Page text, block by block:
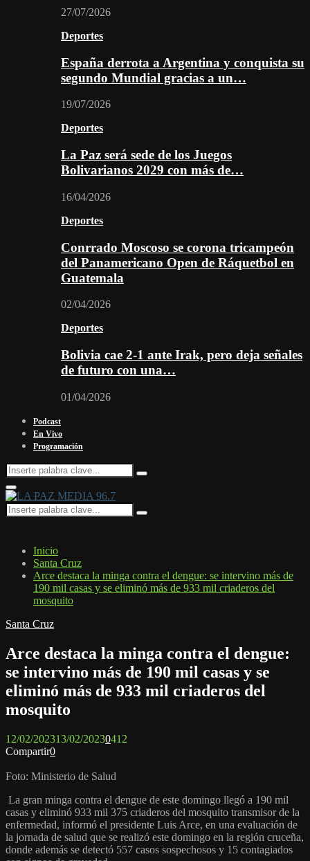
27/07/2026
Deportes
España derrota a Argentina y conquista su
segundo Mundial gracias a un…
19/07/2026
Deportes
La Paz será sede de los Juegos
Bolivarianos 2029 con más de…
16/04/2026
Deportes
Conrrado Moscoso se corona tricampeón
del Panamericano Open de Ráquetbol en
Guatemala
02/04/2026
Deportes
Bolivia cae 2-1 ante Irak, pero deja señales
de futuro con una…
01/04/2026
Podcast
En Vivo
Programación
Search
for:
Search
Facebook
Twitter
Instagram
Youtube
Email
Twitch
Whatsapp
Primary
Menu
Search
for:
Search
Inicio
Santa Cruz
Arce destaca la minga contra el dengue: se intervino más de
190 mil casas y se eliminó más de 933 mil criaderos del
mosquito
Santa Cruz
Arce destaca la minga contra el dengue:
se intervino más de 190 mil casas y se
eliminó más de 933 mil criaderos del
mosquito
12/02/202313/02/20230412
Compartir0
Foto: Ministerio de Salud
La gran minga contra el dengue de este domingo llegó a 190 mil
casas y eliminó 933 mil 375 criaderos del mosquito transmisor de la
enfermedad, informó el presidente Luis Arce, en una evaluación de
la jornada de salud que se realizó este domingo en la región cruceña,
donde además se detectó 557 casos sospechosos y 15 contagiados